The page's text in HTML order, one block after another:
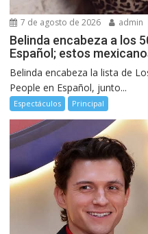
7 de agosto de 2026 admin
Belinda encabeza a los
Español; estos
Belinda encabeza la lista de
People en Español, junto...
Espectáculos Principal